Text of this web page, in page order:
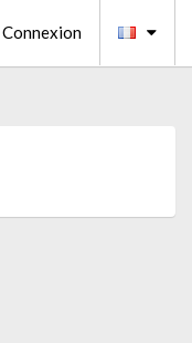
Connexion